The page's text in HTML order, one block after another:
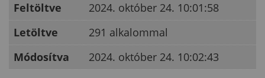
Feltöltve
2024. október 24. 10:01:58
Letöltve
291 alkalommal
Módosítva
2024. október 24. 10:02:43